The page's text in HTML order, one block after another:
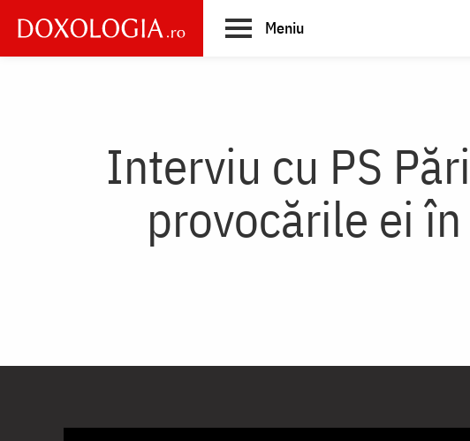
main
Meniu
Interviu cu PS
provocările ei